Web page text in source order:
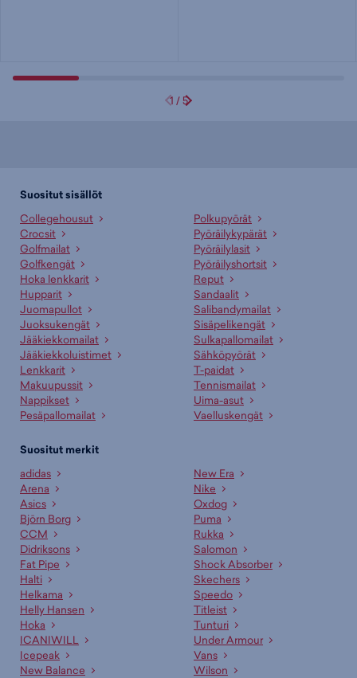
1 /5
Suositut sisällöt
Collegehousut
Crocsit
Golfmailat
Golfkengät
Hoka lenkkarit
Hupparit
Juomapullot
Juoksukengät
Jääkiekkomailat
Jääkiekkoluistimet
Lenkkarit
Makuupussit
Nappikset
Pesäpallomailat
Polkupyörät
Pyöräilykypärät
Pyöräilylasit
Pyöräilyshortsit
Reput
Sandaalit
Salibandymailat
Sisäpelikengät
Sulkapallomailat
Sähköpyörät
T-paidat
Tennismailat
Uima-asut
Vaelluskengät
Suositut merkit
adidas
Arena
Asics
Björn Borg
CCM
Didriksons
Fat Pipe
Halti
Helkama
Helly Hansen
Hoka
ICANIWILL
Icepeak
New Balance
New Era
Nike
Oxdog
Puma
Rukka
Salomon
Shock Absorber
Skechers
Speedo
Titleist
Tunturi
Under Armour
Vans
Wilson